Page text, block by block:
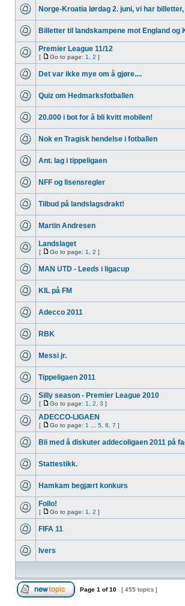
Norge-Kroatia lørdag 2. juni, vi har
Billetter til landskampene mot England og
Premier League 11/12
[ Go to page: 1 2 ]
Det var ikke mye om å gjøre....
Quiz om Hedmarksfotballen
20.000 i bot for å bli kvitt mobilen!
Nok en Tragisk hendelse i fotballen
Ant. lag i tippeligaen
NFF og lisensregler
Tilbud på landslagsdrakt!
Martin Andresen
Landslaget
[ Go to page: 1 2 ]
MAN UTD - Leeds i ligacup
KIL på FM
Adecco 2011
RBK
Messi jr.
Tippeligaen 2011
Silly season - Premier League 2010
[ Go to page: 1 2 3 ]
ADECCO-LIGAEN
[ Go to page: 1 5 6 7 ]
Bli med å diskuter addecoligaen 2011 på
Stattestikk.
Hamkam begjært konkurs
Follo!
[ Go to page: 1 2 ]
FIFA 11
Ivers
Page 1 of10 [ 455 topics ]